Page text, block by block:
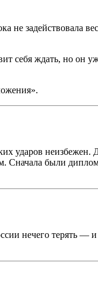
не задействовала
себя ждать, но он
ударов неизбежен.
Сначала были
нечего терять — и